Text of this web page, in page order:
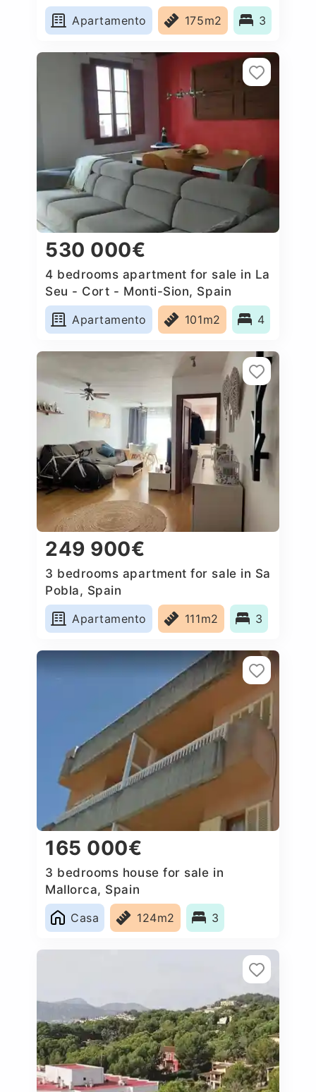
Apartamento
175m2 3
530 000€
4 bedrooms apartment for sale in La
Seu - Cort - Monti-Sion, Spain
Apartamento
101m2 4
249 900€
3 bedrooms apartment for sale in Sa
Pobla, Spain
Apartamento
111m2 3
165 000€
3 bedrooms house for sale in
Mallorca, Spain
Casa
124m2 3